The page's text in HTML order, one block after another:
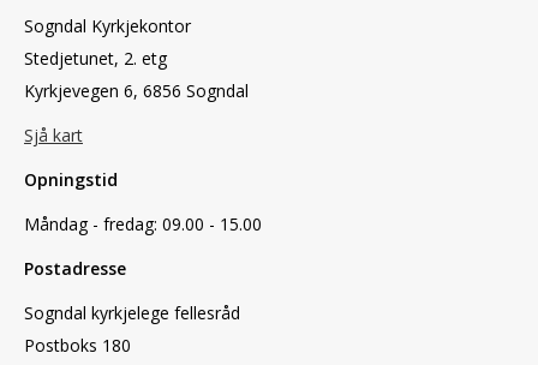
Sogndal Kyrkjekontor
Stedjetunet, 2. etg
Kyrkjevegen 6, 6856 Sogndal
Sjå kart
Opningstid
Måndag - fredag: 09.00 - 15.00
Postadresse
Sogndal kyrkjelege fellesråd
Postboks 180